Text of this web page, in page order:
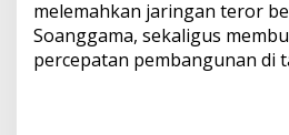
melemahkan jaringan teror
Soanggama, sekaligus
percepatan pembangunan di